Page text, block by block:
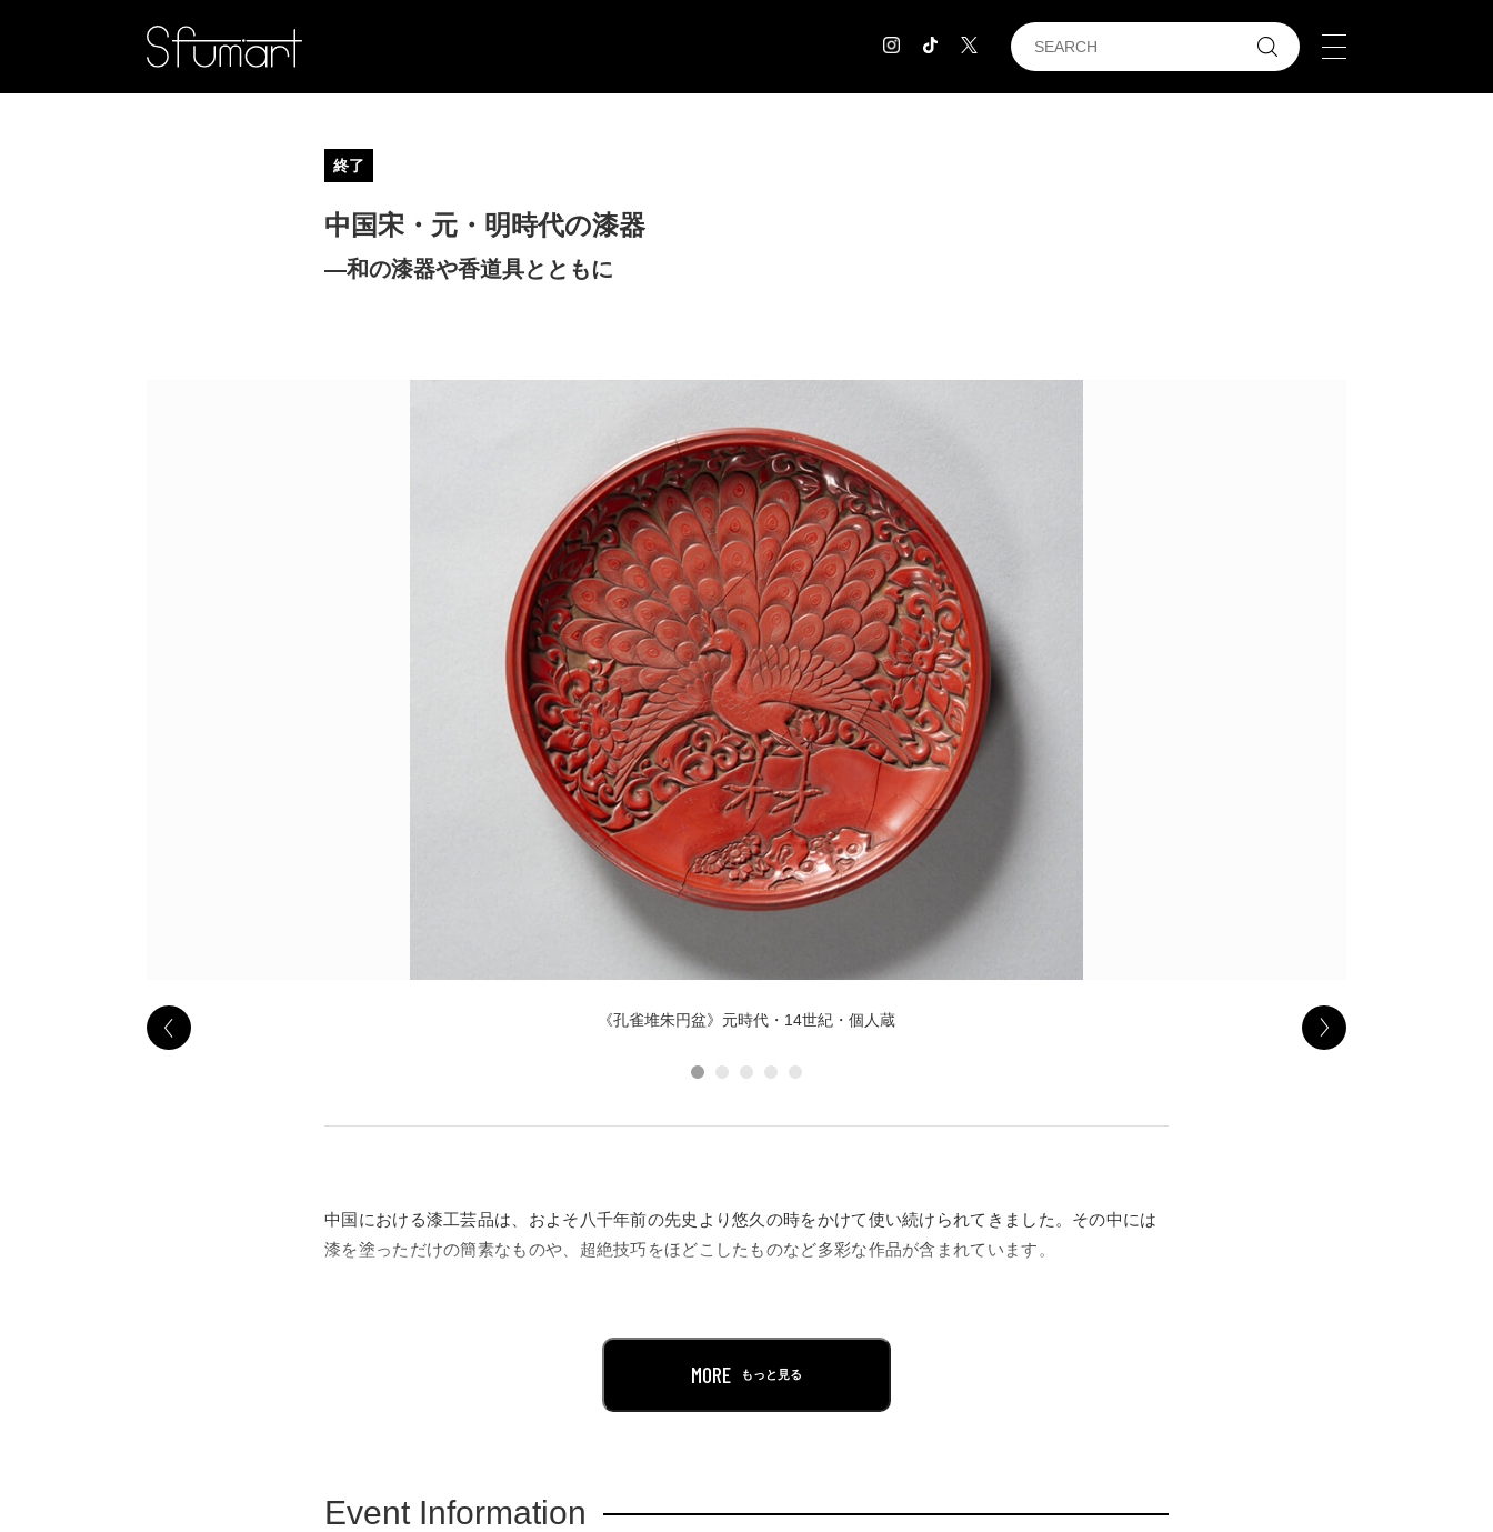
EXHIBITION
CONTACT
POLICY COMPANY
終了
中国宋・元・明時代の漆器
―和の漆器や香道具とともに
《孔雀堆朱円盆》元時代・14世紀・個人蔵
中国における漆工芸品は、およそ八千年前の先史より悠久の時をかけて使い続けられてきました。その中には
漆を塗っただけの簡素なものや、超絶技巧をほどこしたものなど多彩な作品が含まれています。
す。いずれも、貴重かつ希少な類の作品で、中国漆器を研究する際には不可欠な作品ばかりです。
なお、第2章では、大倉集古館所蔵品の中から大倉家ゆかりの手箱などの和の漆器や香道具など約30点を紹介し
MORE もっと見る
Event Information